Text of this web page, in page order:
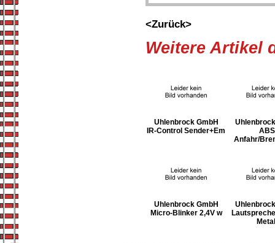
<Zurück>
Weitere Artikel
Uhlenbrock GmbH
IR-Control Sender+Em
ABS
Anfahr/
Uhlenbrock GmbH
Micro-Blinker 2,4V w